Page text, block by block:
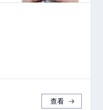
查看